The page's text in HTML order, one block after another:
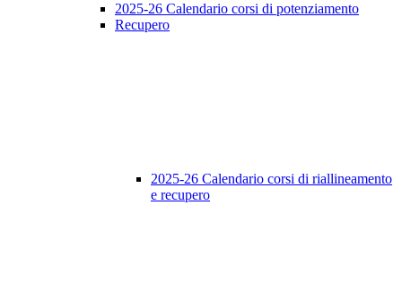
2025-26 Calendario corsi di potenziamento
Recupero
2025-26 Calendario corsi di riallineamento
e recupero